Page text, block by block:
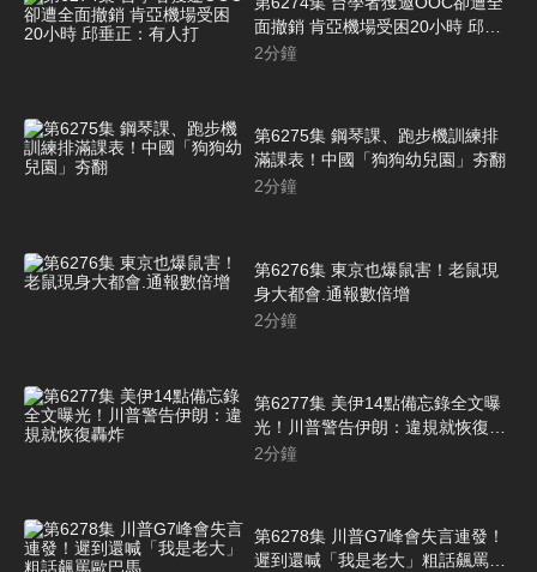
面撤銷 肯亞機場受困20小時 邱垂
正：有人打
2分鐘
第6275集 鋼琴課、跑步機訓練排
滿課表！中國「狗狗幼兒園」夯翻
2分鐘
第6276集 東京也爆鼠害！老鼠現
身大都會.通報數倍增
2分鐘
第6277集 美伊14點備忘錄全文曝
光！川普警告伊朗：違規就恢復轟
炸
2分鐘
第6278集 川普G7峰會失言連發！
遲到還喊「我是老大」粗話飆罵歐